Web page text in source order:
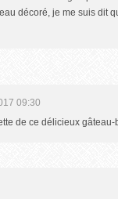
décoré, je me suis dit
09:30
de ce délicieux